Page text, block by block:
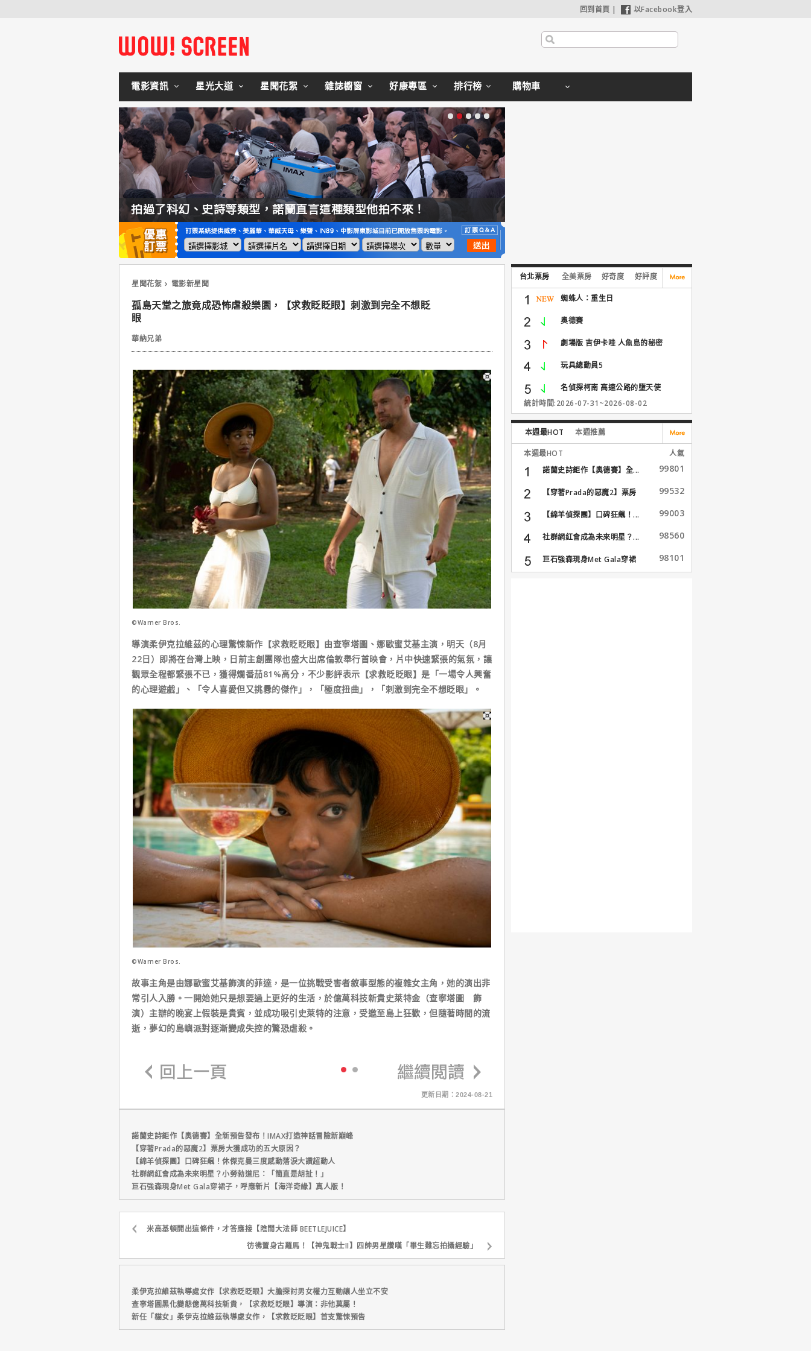
回到首頁 | 以Facebook登入
電影資訊 星光大道 星聞花絮 雜誌櫥窗 好康專區 排行榜 購物車
拍過了科幻、史詩等類型，諾蘭直言這種類型他拍不來！
星聞花絮 電影新星聞
孤島天堂之旅竟成恐怖虐殺樂園，【求救眨眨眼】刺激到完全不想眨
眼
華納兄弟
©Warner Bros.
導演柔伊克拉維茲的心理驚悚新作【求救眨眨眼】由查寧塔圖、娜歐蜜艾基主演，明天（8月
22日）即將在台灣上映，日前主創團隊也盛大出席倫敦舉行首映會，片中快速緊張的氣氛，讓
觀眾全程都緊張不已，獲得爛番茄81%高分，不少影評表示【求救眨眨眼】是「一場令人興奮
的心理遊戲」、「令人喜愛但又挑釁的傑作」，「極度扭曲」，「刺激到完全不想眨眼」。
©Warner Bros.
故事主角是由娜歐蜜艾基飾演的菲達，是一位挑戰受害者敘事型態的複雜女主角，她的演出非
常引人入勝。一開始她只是想要過上更好的生活，於億萬科技新貴史萊特金（查寧塔圖 飾
演）主辦的晚宴上假裝是貴賓，並成功吸引史萊特的注意，受邀至島上狂歡，但隨著時間的流
逝，夢幻的島嶼派對逐漸變成失控的驚恐虐殺。
更新日期：2024-08-21
諾蘭史詩鉅作【奧德賽】全新預告發布！IMAX打造神話冒險新巔峰
【穿著Prada的惡魔2】票房大獲成功的五大原因？
【綿羊偵探團】口碑狂飆！休傑克曼三度感動落淚大讚超動人
社群網紅會成為未來明星？小勞勃道尼：「簡直是胡扯！」
巨石強森現身Met Gala穿裙子，呼應新片【海洋奇緣】真人版！
米高基頓開出這條件，才答應接【陰間大法師 BEETLEJUICE】
彷彿置身古羅馬！【神鬼戰士II】四帥男星讚嘆「畢生難忘拍攝經驗」
柔伊克拉維茲執導處女作【求救眨眨眼】大膽探討男女權力互動讓人坐立不安
查寧塔圖黑化變態億萬科技新貴，【求救眨眨眼】導演：非他莫屬！
新任「貓女」柔伊克拉維茲執導處女作，【求救眨眨眼】首支驚悚預告
台北票房 全美票房 好奇度 好評度
蜘蛛人：重生日
奧德賽
劇場版 吉伊卡哇 人魚島的秘密
玩具總動員5
名偵探柯南 高速公路的墮天使
統計時間:2026-07-31~2026-08-02
本週最HOT 本週推薦
本週最HOT
人氣
諾蘭史詩鉅作【奧德賽】全...
99801
【穿著Prada的惡魔2】票房
99532
【綿羊偵探團】口碑狂飆！... 99003
社群網紅會成為未來明星？... 98560
巨石強森現身Met Gala穿裙
子...
98101